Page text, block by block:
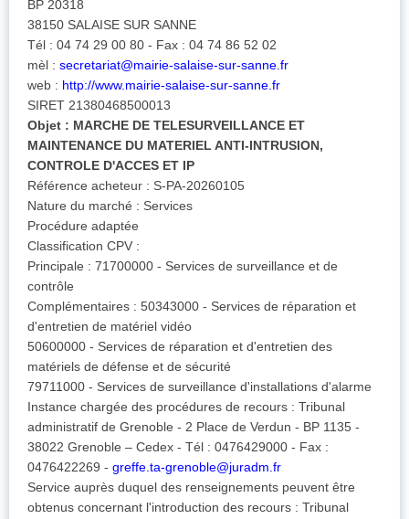
BP 20318
38150 SALAISE SUR SANNE
Tél : 04 74 29 00 80 - Fax : 04 74 86 52 02
mèl : secretariat@mairie-salaise-sur-sanne.fr
web : http://www.mairie-salaise-sur-sanne.fr
SIRET 21380468500013
Objet : MARCHE DE TELESURVEILLANCE ET
MAINTENANCE DU MATERIEL ANTI-INTRUSION,
CONTROLE D'ACCES ET IP
Référence acheteur : S-PA-20260105
Nature du marché : Services
Procédure adaptée
Classification CPV :
Principale : 71700000 - Services de surveillance et de
contrôle
Complémentaires : 50343000 - Services de réparation et
d'entretien de matériel vidéo
50600000 - Services de réparation et d'entretien des
matériels de défense et de sécurité
79711000 - Services de surveillance d'installations d'alarme
Instance chargée des procédures de recours : Tribunal
administratif de Grenoble - 2 Place de Verdun - BP 1135 -
38022 Grenoble – Cedex - Tél : 0476429000 - Fax :
0476422269 - greffe.ta-grenoble@juradm.fr
Service auprès duquel des renseignements peuvent être
obtenus concernant l'introduction des recours : Tribunal